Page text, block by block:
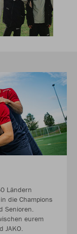
Ländern
die Champions
Senioren.
eurem
JAKO.